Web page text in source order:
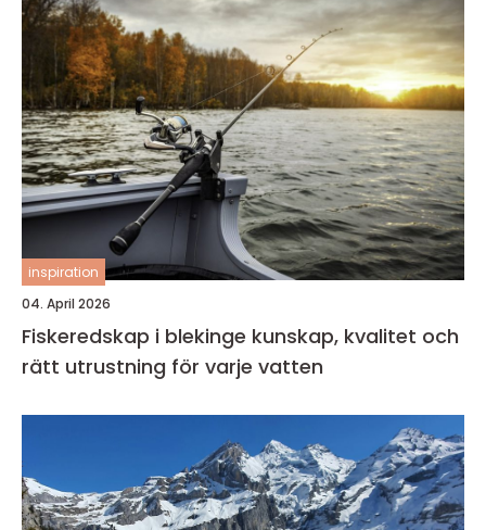
inspiration
04. April 2026
Fiskeredskap i blekinge kunskap, kvalitet och
rätt utrustning för varje vatten